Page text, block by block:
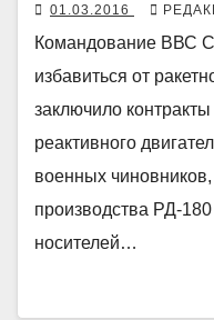
01.03.2016
Командование ВВС
избавиться от
заключило
реактивного
военных чиновников,
производства РД-
носителей…